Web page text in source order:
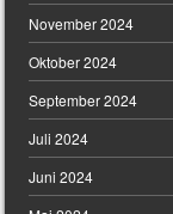
November 2024
Oktober 2024
September 2024
Juli 2024
Juni 2024